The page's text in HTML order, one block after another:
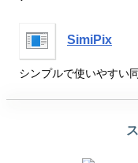
SimiPix
シンプルで使いやすい